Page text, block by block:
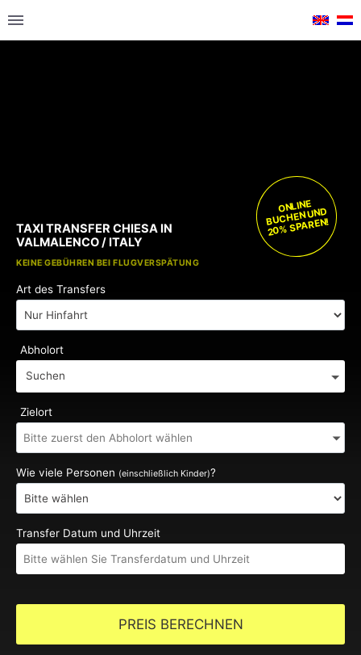
KOSTENLOSE KINDERSITZE
KEINE GEBÜHREN BEI FLUGVERSPÄTUNG
TAXI TRANSFER CHIESA IN
VALMALENCO / ITALY
ONLINE
BUCHEN UND
20% SPAREN!
Art des Transfers
Abholort
Suchen
Zielort
Wie viele Personen (einschließlich Kinder)?
Transfer Datum und Uhrzeit
PREIS BERECHNEN